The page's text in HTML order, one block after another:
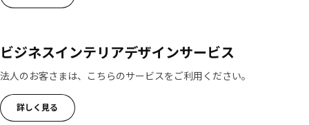
ビジネスインテリアデザインサービス
法人のお客さまは、こちらのサービスをご利用ください。
詳しく見る